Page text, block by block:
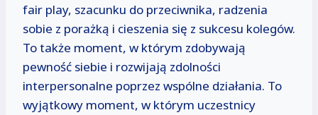
fair play, szacunku do przeciwnika, radzenia
sobie z porażką i cieszenia się z sukcesu kolegów.
To także moment, w którym zdobywają
pewność siebie i rozwijają zdolności
interpersonalne poprzez wspólne działania. To
wyjątkowy moment, w którym uczestnicy